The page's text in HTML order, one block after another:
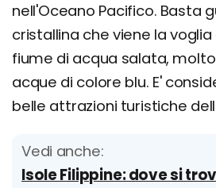
nell'Oceano Pacifico. Basta
cristallina che viene la voglia
fiume di acqua salata,
acque di colore blu. E'
belle attrazioni turistiche
Vedi anche:
Isole Filippine: dove si